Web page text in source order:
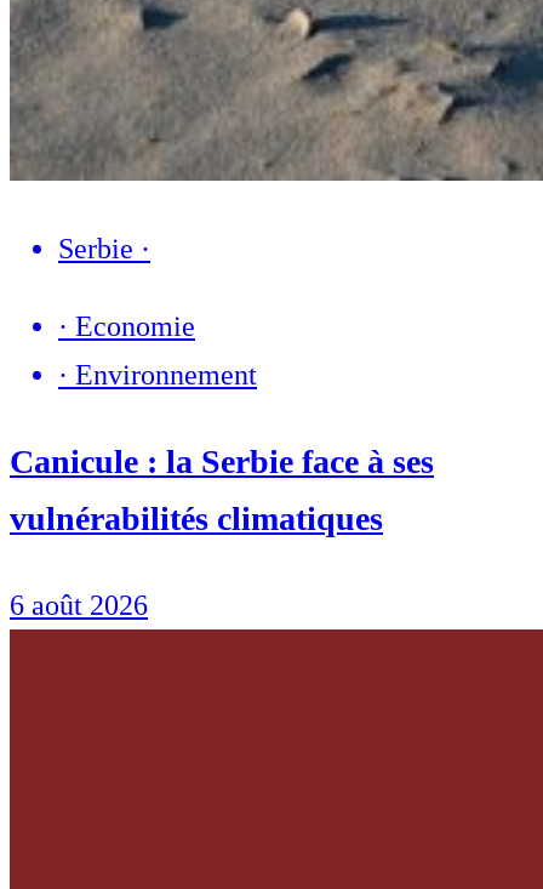
Serbie ·
· Economie
· Environnement
Canicule : la Serbie face à ses
vulnérabilités climatiques
6 août 2026